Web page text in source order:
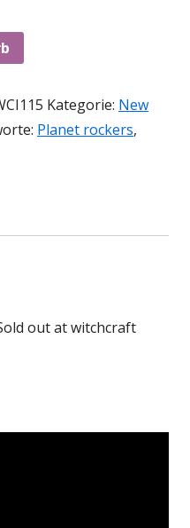
Kategorie: New
Planet rockers,
out at witchcraft